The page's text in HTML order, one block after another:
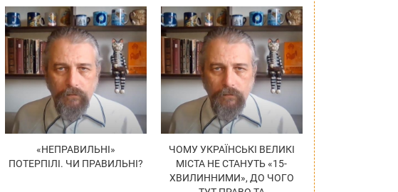
«НЕПРАВИЛЬНІ»
ПОТЕРПІЛІ. ЧИ ПРАВИЛЬНІ?
ЧОМУ УКРАЇНСЬКІ ВЕЛИКІ
МІСТА НЕ СТАНУТЬ «15-
ХВИЛИННИМИ», ДО ЧОГО